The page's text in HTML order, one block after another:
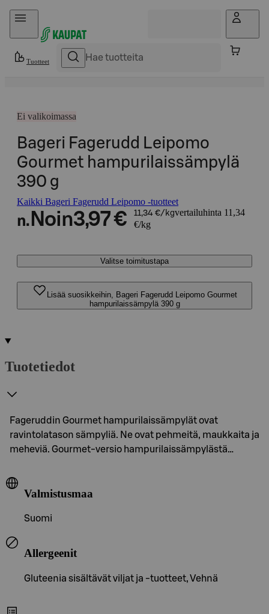
Hyppää sisältöön
Tuotteet
Ei valikoimassa
Bageri Fagerudd Leipomo
Gourmet hampurilaissämpylä
390 g
Kaikki Bageri Fagerudd Leipomo -tuotteet
n. Noin3,97 € 11,34 €/kgvertailuhinta 11,34
€/kg
Valitse toimitustapa
Lisää suosikkeihin, Bageri Fagerudd Leipomo Gourmet
hampurilaissämpylä 390 g
Tuotetiedot
Fageruddin Gourmet hampurilaissämpylät ovat
ravintolatason sämpyliä. Ne ovat pehmeitä, maukkaita ja
meheviä. Gourmet-versio hampurilaissämpylästä…
Valmistusmaa
Suomi
Allergeenit
Gluteenia sisältävät viljat ja -tuotteet, Vehnä